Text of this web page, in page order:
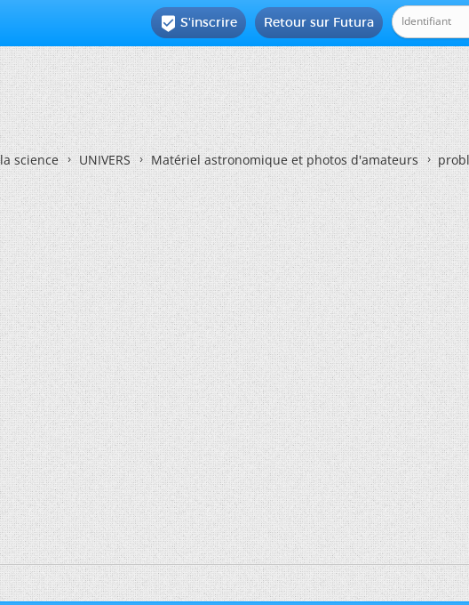
Retour sur Futura
 S'inscrire
science UNIVERS Matériel astronomique et photos d'amateurs